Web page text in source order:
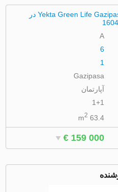
پروژه توسعه Yekta Green Life Gazipasa Residence در
A
6
1
Gazipasa
آپارتمان
1+1
63.4 m
2
€ 159 000